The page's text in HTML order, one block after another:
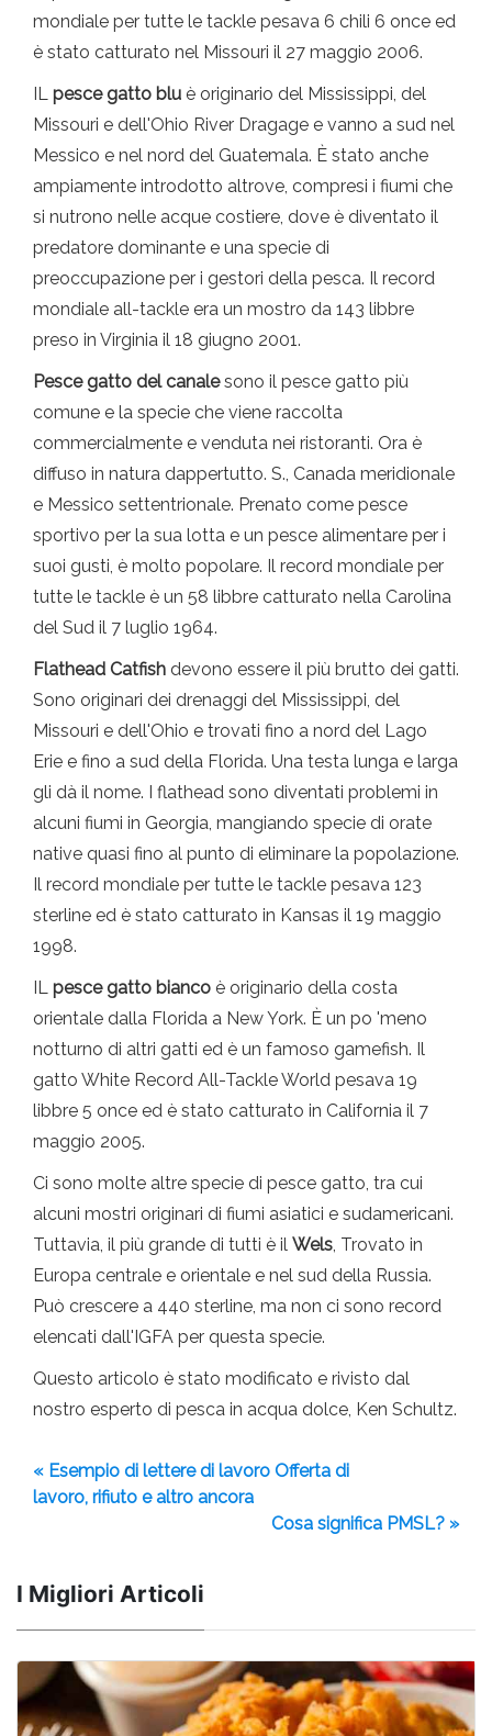
mondiale per tutte le tackle pesava 6 chili 6 once ed
è stato catturato nel Missouri il 27 maggio 2006.
IL pesce gatto blu è originario del Mississippi, del
Missouri e dell'Ohio River Dragage e vanno a sud nel
Messico e nel nord del Guatemala. È stato anche
ampiamente introdotto altrove, compresi i fiumi che
si nutrono nelle acque costiere, dove è diventato il
predatore dominante e una specie di
preoccupazione per i gestori della pesca. Il record
mondiale all-tackle era un mostro da 143 libbre
preso in Virginia il 18 giugno 2001.
Pesce gatto del canalesono il pesce gatto più
comune e la specie che viene raccolta
commercialmente e venduta nei ristoranti. Ora è
diffuso in natura dappertutto. S., Canada meridionale
e Messico settentrionale. Prenato come pesce
sportivo per la sua lotta e un pesce alimentare per i
suoi gusti, è molto popolare. Il record mondiale per
tutte le tackle è un 58 libbre catturato nella Carolina
del Sud il 7 luglio 1964.
Flathead Catfish devono essere il più brutto dei gatti.
Sono originari dei drenaggi del Mississippi, del
Missouri e dell'Ohio e trovati fino a nord del Lago
Erie e fino a sud della Florida. Una testa lunga e larga
gli dà il nome. I flathead sono diventati problemi in
alcuni fiumi in Georgia, mangiando specie di orate
native quasi fino al punto di eliminare la popolazione.
Il record mondiale per tutte le tackle pesava 123
sterline ed è stato catturato in Kansas il 19 maggio
1998.
IL pesce gatto bianco è originario della costa
orientale dalla Florida a New York. È un po 'meno
notturno di altri gatti ed è un famoso gamefish. Il
gatto White Record All-Tackle World pesava 19
libbre 5 once ed è stato catturato in California il 7
maggio 2005.
Ci sono molte altre specie di pesce gatto, tra cui
alcuni mostri originari di fiumi asiatici e sudamericani.
Tuttavia, il più grande di tutti è il Wels, Trovato in
Europa centrale e orientale e nel sud della Russia.
Può crescere a 440 sterline, ma non ci sono record
elencati dall'IGFA per questa specie.
Questo articolo è stato modificato e rivisto dal
nostro esperto di pesca in acqua dolce, Ken Schultz.
« Esempio di lettere di lavoro Offerta di
lavoro, rifiuto e altro ancora
Cosa significa PMSL? »
I Migliori Articoli